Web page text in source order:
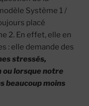
Système 1 /
placé
2. En effet, elle en
: elle demande des
stressés,
ou lorsque notre
beaucoup moins